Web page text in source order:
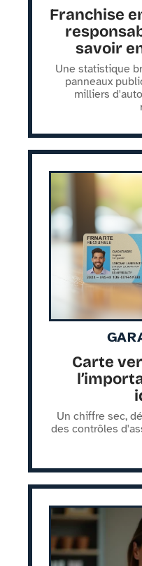
Franchise
savoir
Une statistique
panneaux
milliers
Carte
Un chiffre sec,
des contrôles